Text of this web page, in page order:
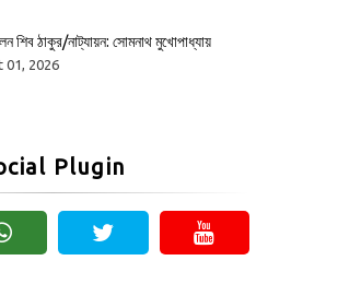
শিব ঠাকুর/নাট্যায়ন: সোমনাথ মুখোপাধ্যায়
01, 2026
Plugin